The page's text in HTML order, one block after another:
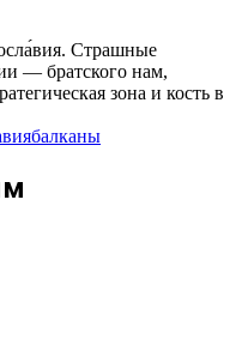
Страшные
— братского нам,
зона и кость в
балканы